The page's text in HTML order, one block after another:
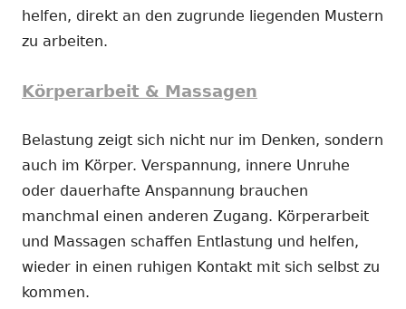
helfen, direkt an den zugrunde liegenden Mustern
zu arbeiten.
Körperarbeit & Massagen
Belastung zeigt sich nicht nur im Denken, sondern
auch im Körper. Verspannung, innere Unruhe
oder dauerhafte Anspannung brauchen
manchmal einen anderen Zugang. Körperarbeit
und Massagen schaffen Entlastung und helfen,
wieder in einen ruhigen Kontakt mit sich selbst zu
kommen.